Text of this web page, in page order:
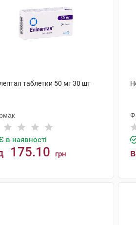
таблетки 50 мг 30 шт
в наявності
175.10 грн